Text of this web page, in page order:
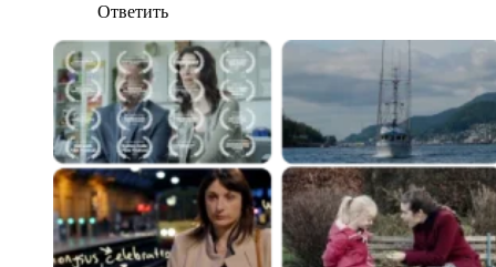
Ответить